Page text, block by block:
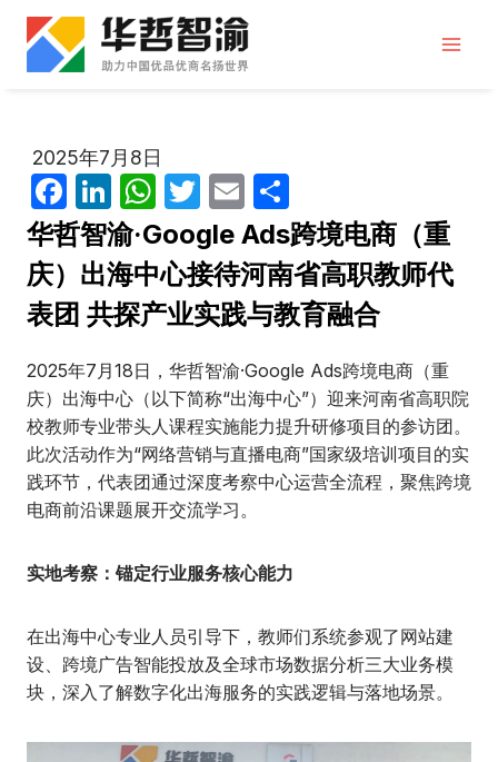
2025年7月8日
F
a
c
e
b
o
o
k
Li
n
k
e
dI
n
W
h
at
s
A
p
p
T
w
itt
er
E
m
ail
享
华哲智渝·Google Ads跨境电商（重
庆）出海中心接待河南省高职教师代
表团 共探产业实践与教育融合​
2025年7月18日，华哲智渝·Google Ads跨境电商（重
庆）出海中心（以下简称“出海中心”）迎来河南省高职院
校教师专业带头人课程实施能力提升研修项目的参访团。
此次活动作为“网络营销与直播电商”国家级培训项目的实
践环节，代表团通过深度考察中心运营全流程，聚焦跨境
电商前沿课题展开交流学习。
实地考察：锚定行业服务核心能力
在出海中心专业人员引导下，教师们系统参观了网站建
设、跨境广告智能投放及全球市场数据分析三大业务模
块，深入了解数字化出海服务的实践逻辑与落地场景。